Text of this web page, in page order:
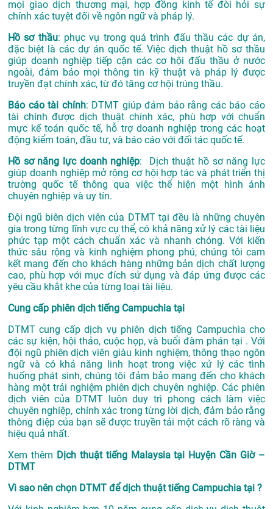
mọi giao dịch thương mại, hợp đồng kinh tế đòi hỏi sự
chính xác tuyệt đối về ngôn ngữ và pháp lý.
Hồ sơ thầu: phục vụ trong quá trình đấu thầu các dự án,
đặc biệt là các dự án quốc tế. Việc dịch thuật hồ sơ thầu
giúp doanh nghiệp tiếp cận các cơ hội đấu thầu ở nước
ngoài, đảm bảo mọi thông tin kỹ thuật và pháp lý được
truyền đạt chính xác, từ đó tăng cơ hội trúng thầu.
Báo cáo tài chính: DTMT giúp đảm bảo rằng các báo cáo
tài chính được dịch thuật chính xác, phù hợp với chuẩn
mực kế toán quốc tế, hỗ trợ doanh nghiệp trong các hoạt
động kiểm toán, đầu tư, và báo cáo với đối tác quốc tế.
Hồ sơ năng lực doanh nghiệp: Dịch thuật hồ sơ năng lực
giúp doanh nghiệp mở rộng cơ hội hợp tác và phát triển thị
trường quốc tế thông qua việc thể hiện một hình ảnh
chuyên nghiệp và uy tín.
Đội ngũ biên dịch viên của DTMT tại đều là những chuyên
gia trong từng lĩnh vực cụ thể, có khả năng xử lý các tài liệu
phức tạp một cách chuẩn xác và nhanh chóng. Với kiến
thức sâu rộng và kinh nghiệm phong phú, chúng tôi cam
kết mang đến cho khách hàng những bản dịch chất lượng
cao, phù hợp với mục đích sử dụng và đáp ứng được các
yêu cầu khắt khe của từng loại tài liệu.
Cung cấp phiên dịch tiếng Campuchia tại
DTMT cung cấp dịch vụ phiên dịch tiếng Campuchia cho
các sự kiện, hội thảo, cuộc họp, và buổi đàm phán tại . Với
đội ngũ phiên dịch viên giàu kinh nghiệm, thông thạo ngôn
ngữ và có khả năng linh hoạt trong việc xử lý các tình
huống phát sinh, chúng tôi đảm bảo mang đến cho khách
hàng một trải nghiệm phiên dịch chuyên nghiệp. Các phiên
dịch viên của DTMT luôn duy trì phong cách làm việc
chuyên nghiệp, chính xác trong từng lời dịch, đảm bảo rằng
thông điệp của bạn sẽ được truyền tải một cách rõ ràng và
hiệu quả nhất.
Xem thêm Dịch thuật tiếng Malaysia tại Huyện Cần Giờ –
DTMT
Vì sao nên chọn DTMT để dịch thuật tiếng Campuchia tại ?